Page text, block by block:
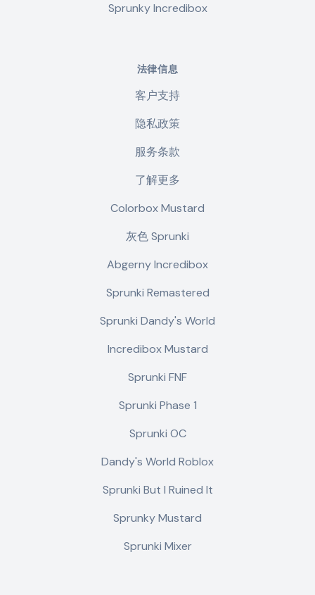
Sprunky Incredibox
法律信息
客户支持
隐私政策
服务条款
了解更多
Colorbox Mustard
灰色 Sprunki
Abgerny Incredibox
Sprunki Remastered
Sprunki Dandy's World
Incredibox Mustard
Sprunki FNF
Sprunki Phase 1
Sprunki OC
Dandy's World Roblox
Sprunki But I Ruined It
Sprunky Mustard
Sprunki Mixer